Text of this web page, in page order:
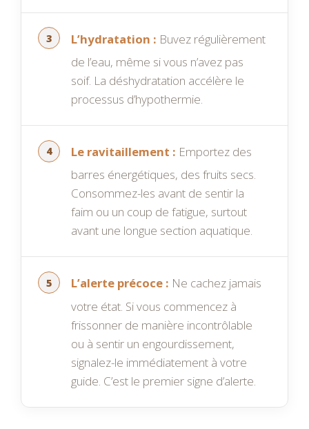
L’hydratation : Buvez régulièrement
de l’eau, même si vous n’avez pas
soif. La déshydratation accélère le
processus d’hypothermie.
Le ravitaillement : Emportez des
barres énergétiques, des fruits secs.
Consommez-les avant de sentir la
faim ou un coup de fatigue, surtout
avant une longue section aquatique.
L’alerte précoce : Ne cachez jamais
votre état. Si vous commencez à
frissonner de manière incontrôlable
ou à sentir un engourdissement,
signalez-le immédiatement à votre
guide. C’est le premier signe d’alerte.